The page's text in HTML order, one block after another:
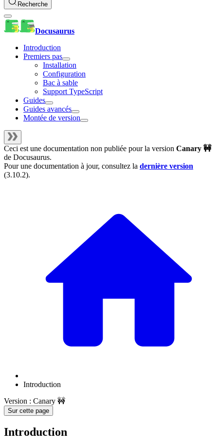
Recherche
Docusaurus
Introduction
Premiers pas
Installation
Configuration
Bac à sable
Support TypeScript
Guides
Guides avancés
Montée de version
Ceci est une documentation non publiée pour la version Canary 🚧
de Docusaurus.
Pour une documentation à jour, consultez la dernière version
(3.10.2).
Introduction
Version : Canary 🚧
Sur cette page
Introduction